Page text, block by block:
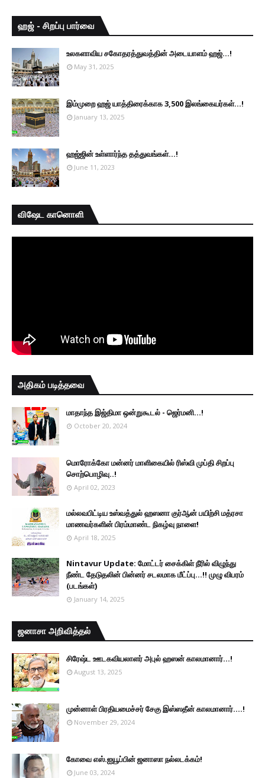
ஹஜ் - சிறப்பு பார்வை
உலகளாவிய சகோதரத்துவத்தின் அடையாளம் ஹஜ்...!
May 31, 2025
இம்முறை ஹஜ் யாத்திரைக்காக 3,500 இலங்கையர்கள்...!
January 13, 2025
ஹஜ்ஜின் உள்ளார்ந்த தத்துவங்கள்...!
June 11, 2023
விஷேட கானொளி
அதிகம் படித்தவை
மாதாந்த இஜ்திமா ஒன்றுகூடல் - ஜெர்மனி…!
October 20, 2024
மொரோக்கோ மன்னர் மாளிகையில் ரிஸ்வி முப்தி சிறப்பு
சொற்பொழிவு..!
April 02, 2023
மல்லவபிட்டிய உஸ்வத்துல் ஹஸனா குர்ஆன் பயிற்சி மத்ரசா
மாணவர்களின் பிரம்மாண்ட நிகழ்வு நாளை!
April 18, 2025
Nintavur Update: மோட்டர் சைக்கிள் நீரில் விழுந்து
நீண்ட தேடுதலின் பின்னர் சடலமாக மீட்ப்பு…!! முழு விபரம்
(படங்கள்)
January 14, 2025
ஜனாசா அறிவித்தல்
சிரேஷ்ட ஊடகவியலாளர் அபுல் ஹஸன் காலமானார்...!
August 13, 2025
முன்னாள் பிரதியமைச்சர் சேகு இஸ்ஸதீன் காலமானார்….!
November 29, 2024
கோவை எஸ்.ஐயூப்பின் ஜனாஸா நல்லடக்கம்!
June 03, 2024